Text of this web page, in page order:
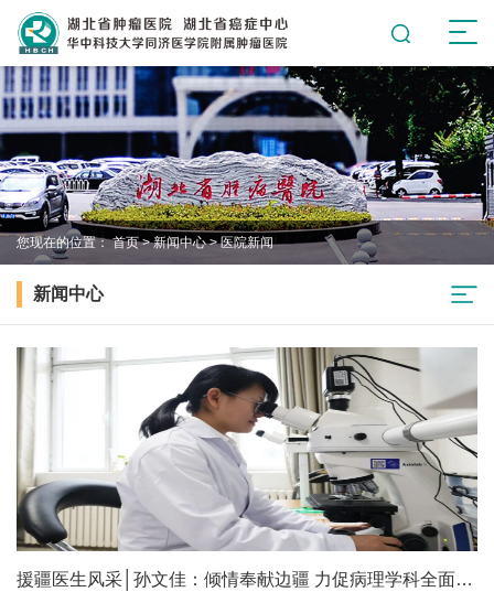
您现在的位置： 首页>新闻中心>医院新闻
新闻中心
援疆医生风采│孙文佳：倾情奉献边疆 力促病理学科全面提